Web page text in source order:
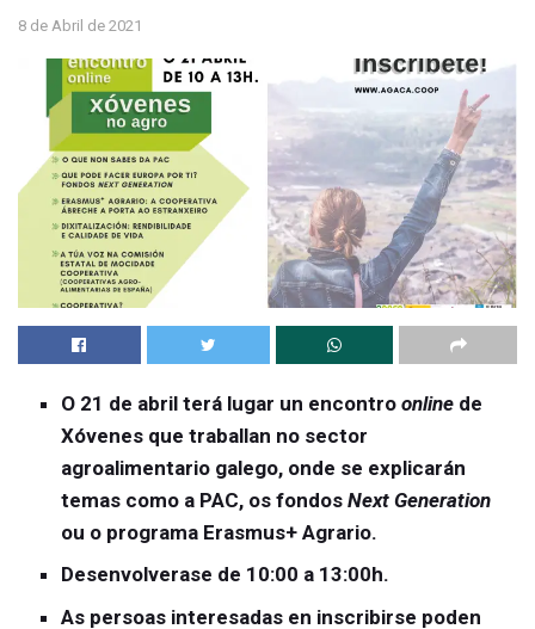
8 de Abril de 2021
O 21 de abril terá lugar un encontroonline de
Xóvenes que traballan no sector
agroalimentario galego, onde se explicarán
temas como a PAC, os fondosNext Generation
ou o programa Erasmus+ Agrario.
Desenvolverase de 10:00 a 13:00h.
As persoas interesadas en inscribirse poden